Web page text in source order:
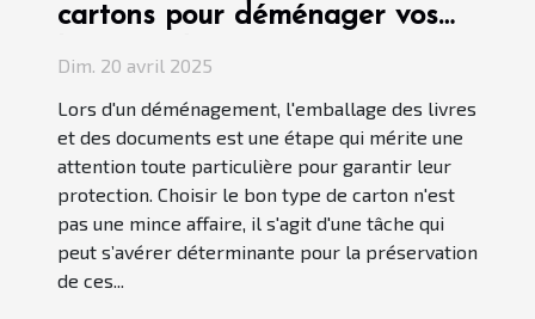
cartons pour déménager vos
livres et documents
Dim. 20 avril 2025
Lors d'un déménagement, l'emballage des livres
et des documents est une étape qui mérite une
attention toute particulière pour garantir leur
protection. Choisir le bon type de carton n'est
pas une mince affaire, il s'agit d'une tâche qui
peut s’avérer déterminante pour la préservation
de ces...